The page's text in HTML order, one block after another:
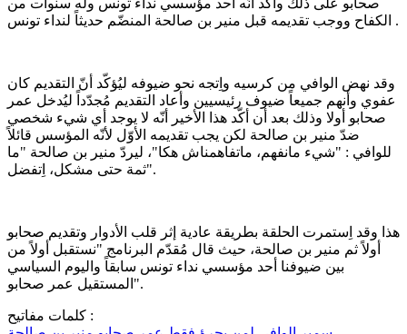
صحابو على ذلك وأكّد أنّه أحد مؤسسي نداء تونس وله سنوات من
الكفاح ووجب تقديمه قبل منير بن صالحة المنضّم حديثاً لنداء تونس .
وقد نهض الوافي من كرسيه واِتجه نحو ضيوفه ليُؤكّد أنّ التقديم كان
عفوي وأنهم جميعاً ضيوف رئيسيين وأعاد التقديم مُجدّداً ليُدخل عمر
صحابو أولا وذلك بعد أن أكّد هذا الأخير أنّه لا يوجد أي شيء شخصي
ضدّ منير بن صالحة لكن يجب تقديمه الأوّل لأنّه المؤسس قائلاً
للوافي : "شيء مانفهم، ماتفاهمناش هكا"، ليردّ منير بن صالحة "ما
ثمة حتى مشكل، اِتفضل".
هذا وقد اِستمرت الحلقة بطريقة عادية إثر قلب الأدوار وتقديم صحابو
أولاً ثم منير بن صالحة، حيث قال مُقدّم البرنامج "نستقبل أولاً من
بين ضيوفنا أحد مؤسسي نداء تونس سابقاً واليوم السياسي
المستقيل عمر صحابو".
كلمات مفاتيح :